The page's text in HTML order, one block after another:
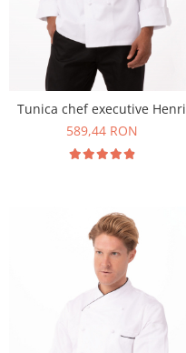
Tunica chef executive Henri
589,44 RON